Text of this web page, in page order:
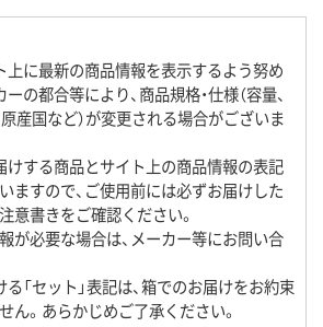
上に最新の商品情報を表示するよう努め
の都合等により、商品規格・仕様（容量、
原産国など）が変更される場合がございま
けする商品とサイト上の商品情報の表記
ますので、ご使用前には必ずお届けした
意書きをご確認ください。
が必要な場合は、メーカー等にお問い合
「セット」表記は、箱でのお届けをお約束
ん。あらかじめご了承ください。